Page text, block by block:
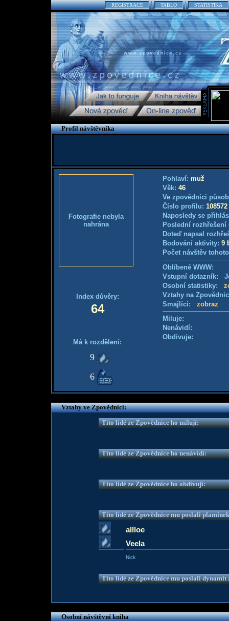
REGISTRACE TABLO STATISTIKA
Profil návštěvníka
Fotografie nebyla
nahrána
Index důvěry:
64
Má k rozdělení:
9
6
Pohlaví: muž
Věk: 46
Ve zpovědnici
Číslo profilu: 108572
Naposledy se
Poslední
Doteď napsal
Bodování aktivity: 9
Počet návštěv
Oblíbené WWW:
Vstupní dotazník:
Osobní statistiky:
Vztahy na
Smajlíci: zobraz
Miluje:
Nenávidí:
Obdivuje:
Vztahy ve Zpovědnici:
Tito lidé ze Zpovědnice ho milují:
Tito lidé ze Zpovědnice ho nenávidí:
Tito lidé ze Zpovědnice ho obdivují:
Tito lidé ze Zpovědnice mu poslali
allloe
Veela
Nick
Tito lidé ze Zpovědnice mu poslali dynamit
Osobní návštěvní kniha